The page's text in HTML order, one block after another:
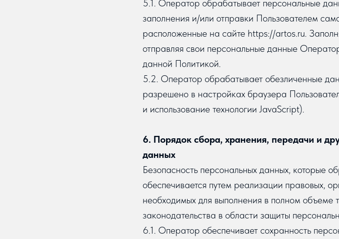
5.1. Оператор обрабатывает персональные
заполнения и/или отправки Пользователем
расположенные на сайте https://artos.ru.
отправляя свои персональные данные
данной Политикой.
5.2. Оператор обрабатывает обезличенные
разрешено в настройках браузера
и использование технологии JavaScript).
6. Порядок сбора, хранения, передачи и
данных
Безопасность персональных данных, которые
обеспечивается путем реализации правовых,
необходимых для выполнения в полном объеме
законодательства в области защиты
6.1. Оператор обеспечивает сохранность